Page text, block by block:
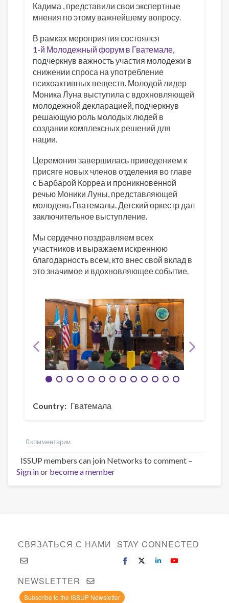
Кадима , представили свои экспертные
мнения по этому важнейшему вопросу.
В рамках мероприятия состоялся
1-й Молодежный форум в Гватемале
подчеркнув важность участия молодежи в
снижении спроса на употребление
психоактивных веществ. Молодой лидер
Моника Луна выступила с вдохновляющей
молодежной декларацией, подчеркнув
решающую роль молодых людей в
создании комплексных решений для
нации.
Церемония завершилась приведением к
присяге новых членов отделения во главе
с Барбарой Корреа и проникновенной
речью Моники Луны, представляющей
молодежь Гватемалы. Детский оркестр дал
заключительное выступление.
Мы сердечно поздравляем всех
участников и выражаем искреннюю
благодарность всем, кто внес свой вклад в
это значимое и вдохновляющее событие.
Country Гватемала
0 комментарии
ISSUP members can join Networks to comment –
Sign inor become a member
СВЯЗАТЬСЯ С НАМИ STAY CONNECTED
NEWSLETTER
Subscribe to the ISSUP Newsletter